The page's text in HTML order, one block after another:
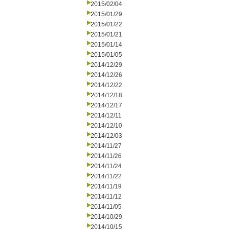
2015/02/04
2015/01/29
2015/01/22
2015/01/21
2015/01/14
2015/01/05
2014/12/29
2014/12/26
2014/12/22
2014/12/18
2014/12/17
2014/12/11
2014/12/10
2014/12/03
2014/11/27
2014/11/26
2014/11/24
2014/11/22
2014/11/19
2014/11/12
2014/11/05
2014/10/29
2014/10/15